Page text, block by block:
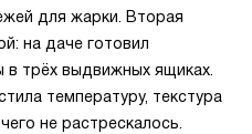
для жарки. Вторая
на даче готовил
трёх выдвижных ящиках.
температуру, текстура
не растрескалось.